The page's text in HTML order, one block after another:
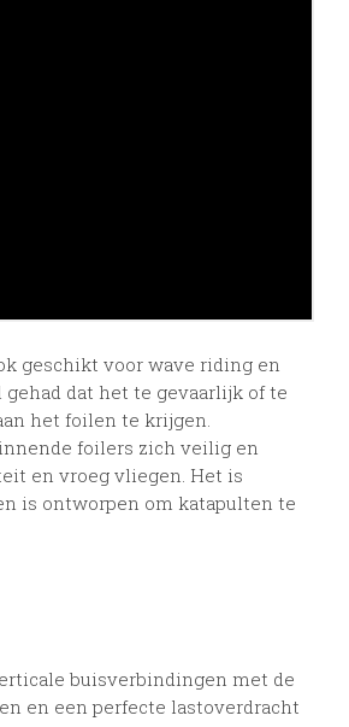
geschikt voor wave riding en
dat het te gevaarlijk of te
het foilen te krijgen.
foilers zich veilig en
en vroeg vliegen. Het is
is ontworpen om katapulten te
buisverbindingen met de
en een perfecte lastoverdracht